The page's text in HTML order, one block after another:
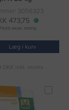
3056323
473,75
ekskl. moms)
Læg i kurv
DKK inkl. moms